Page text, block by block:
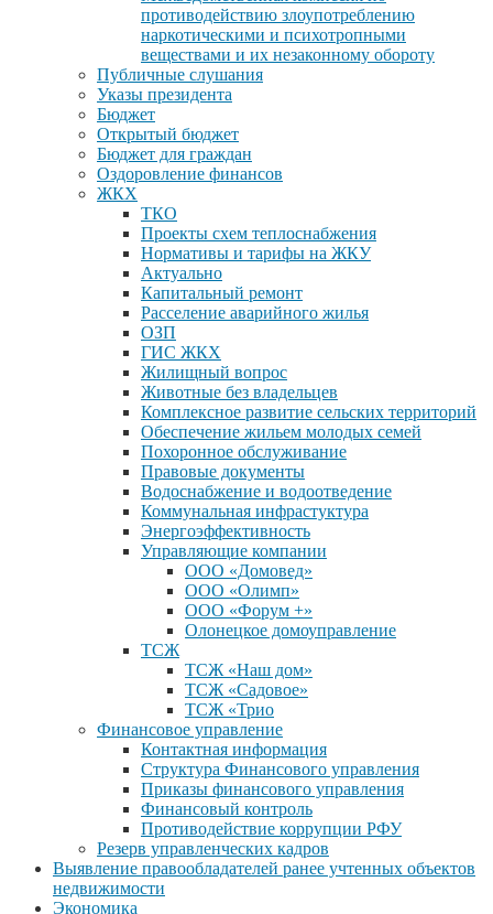
противодействию злоупотреблению
наркотическими и психотропными
веществами и их незаконному обороту
Публичные слушания
Указы президента
Бюджет
Открытый бюджет
Бюджет для граждан
Оздоровление финансов
ЖКХ
ТКО
Проекты схем теплоснабжения
Нормативы и тарифы на ЖКУ
Актуально
Капитальный ремонт
Расселение аварийного жилья
ОЗП
ГИС ЖКХ
Жилищный вопрос
Животные без владельцев
Комплексное развитие сельских территорий
Обеспечение жильем молодых семей
Похоронное обслуживание
Правовые документы
Водоснабжение и водоотведение
Коммунальная инфрастуктура
Энергоэффективность
Управляющие компании
ООО «Домовед»
ООО «Олимп»
ООО «Форум +»
Олонецкое домоуправление
ТСЖ
ТСЖ «Наш дом»
ТСЖ «Садовое»
ТСЖ «Трио
Финансовое управление
Контактная информация
Структура Финансового управления
Приказы финансового управления
Финансовый контроль
Противодействие коррупции РФУ
Резерв управленческих кадров
Выявление правообладателей ранее учтенных объектов
недвижимости
Экономика